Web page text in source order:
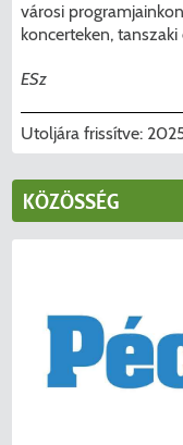
városi
koncerteken,
ESz
Utoljára frissítve:
KÖZÖSSÉG